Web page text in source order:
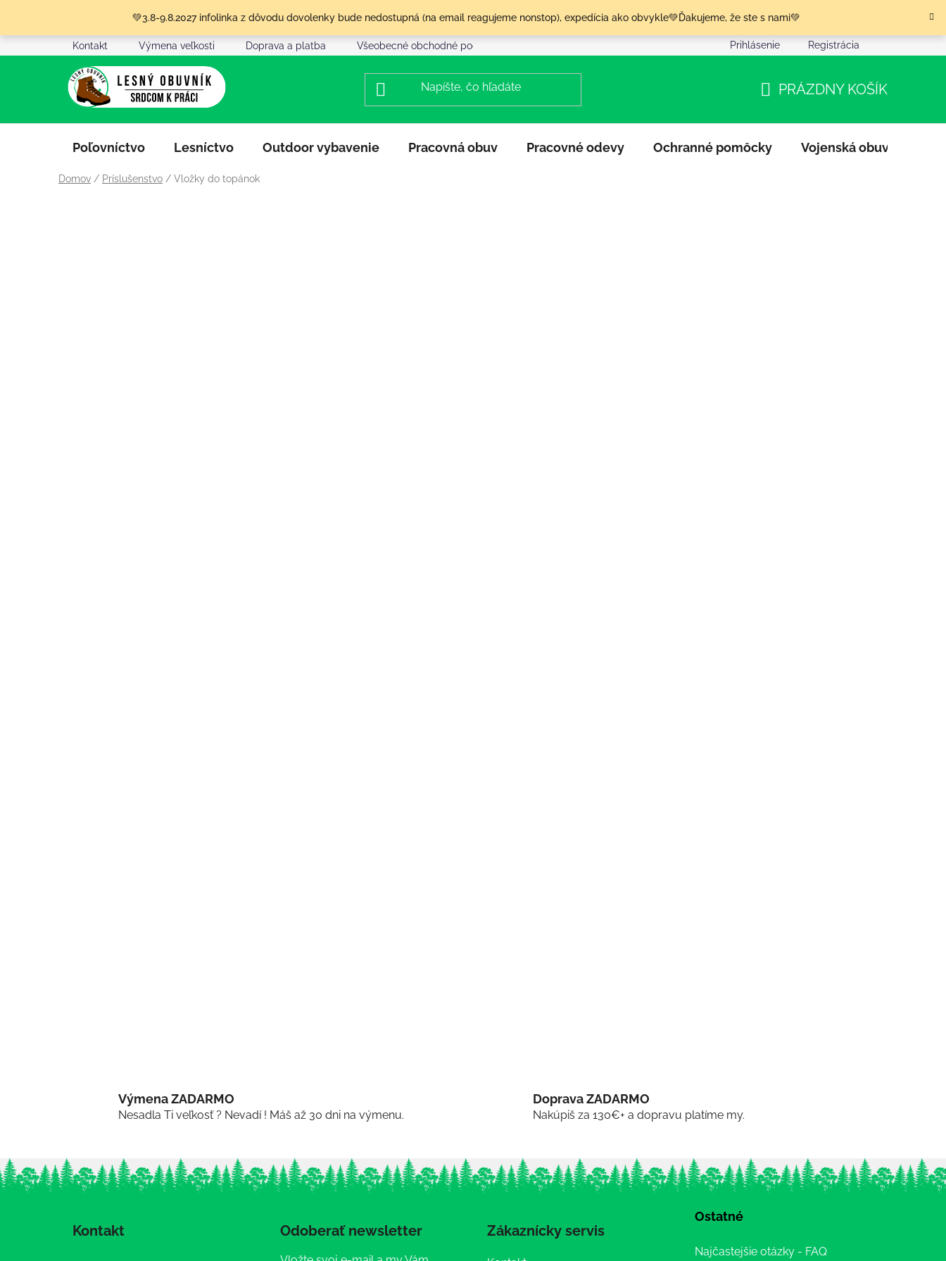
obsah
💚3.8-9.8.2027 infolinka z dôvodu dovolenky bude nedostupná (na email reagujeme nonstop), expedícia ako obvykle💚Ďakujeme, že ste s nami💚
Kontakt Výmena veľkosti Doprava a platba Všeobecné obchodné podmienky Podmienky ochrany osobných údajov
Prihlásenie Registrácia
KOŠÍK
PRÁZDNY KOŠÍK
Poľovníctvo Lesníctvo Outdoor vybavenie Pracovná obuv Pracovné odevy Ochranné pomôcky Vojenská obuv
Domov / Príslušenstvo / Vložky do topánok
Výmena ZADARMO
Nesadla Ti veľkosť ? Nevadí ! Máš až 30 dni na výmenu.
Doprava ZADARMO
Nakúpiš za 130€+ a dopravu platíme my.
Kontakt Odoberať newsletter Zákaznícky servis
Ostatné
Najčastejšie otázky - FAQ